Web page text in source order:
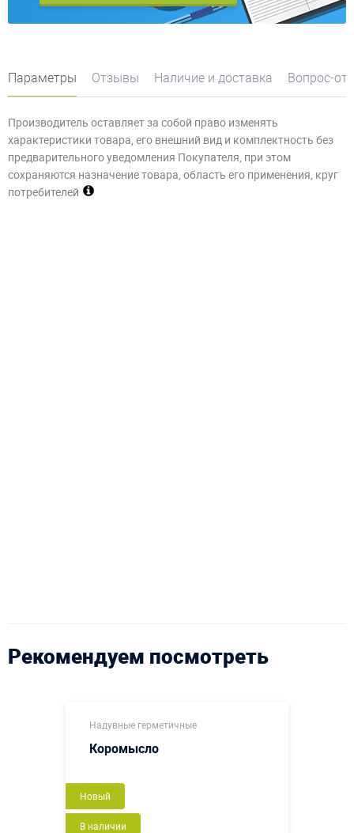
Параметры Отзывы Наличие и доставка Вопрос-
Производитель оставляет за собой право изменять
характеристики товара, его внешний вид и комплектность без
предварительного уведомления Покупателя, при этом
сохраняются назначение товара, область его применения, круг
потребителей
Рекомендуем посмотреть
Надувные герметичные
Коромысло
Новый
В наличии